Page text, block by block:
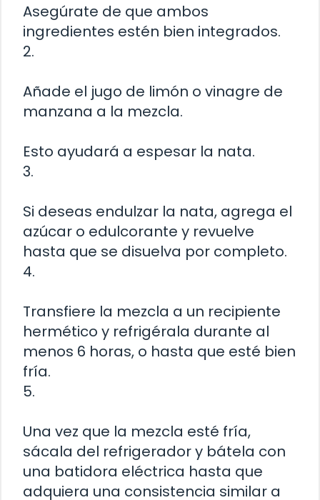
Asegúrate de que ambos
ingredientes estén bien integrados.
2.
Añade el jugo de limón o vinagre de
manzana a la mezcla.
Esto ayudará a espesar la nata.
3.
Si deseas endulzar la nata, agrega el
azúcar o edulcorante y revuelve
hasta que se disuelva por completo.
4.
Transfiere la mezcla a un recipiente
hermético y refrigérala durante al
menos 6 horas, o hasta que esté bien
fría.
5.
Una vez que la mezcla esté fría,
sácala del refrigerador y bátela con
una batidora eléctrica hasta que
adquiera una consistencia similar a